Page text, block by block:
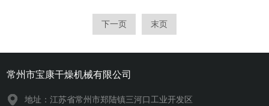
下一页 末页
常州市宝康干燥机械有限公司
地址：江苏省常州市郑陆镇三河口工业开发区